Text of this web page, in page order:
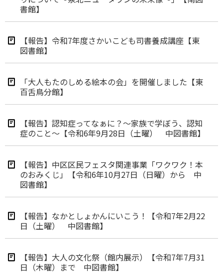
書館】
【報告】令和7年度さかいこども司書養成講座【東
図書館】
「大人もたのしめる絵本の会」を開催しました【東
百舌鳥分館】
【報告】認知症ってなぁに？～家族で学ぼう、認知
症のこと～【令和6年9月28日（土曜） 中図書館】
【報告】中区区民フェスタ関連事業「ワクワク！本
のおみくじ」【令和6年10月27日（日曜）から 中
図書館】
【報告】なかとしょかんにいこう！【令和7年2月22
日（土曜） 中図書館】
【報告】大人の文化祭（館内展示）【令和7年7月31
日（木曜）まで 中図書館】